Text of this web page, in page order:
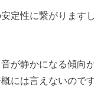
定性に繋がります
が静かになる傾向
には言えないので